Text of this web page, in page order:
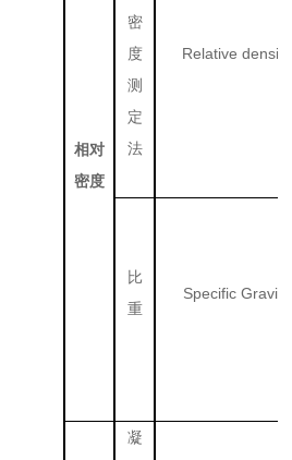
相对
密度
密
度
测
定
法
Relative density
比
重
Specific Gravity
凝